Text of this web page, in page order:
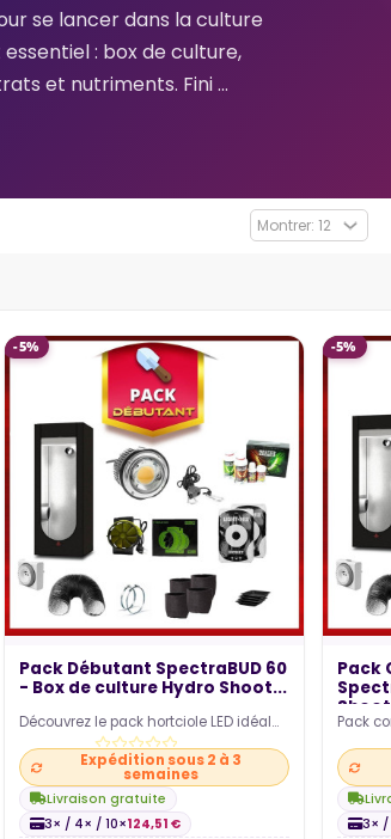
se lancer dans la culture
: box de culture,
et nutriments. Fini ...
-5%
Pack Débutant SpectraBUD 60
- Box de culture Hydro Shoot...
Découvrez le pack hortciole LED idéal
pour démarrer une culture en intérieur
facilement !Expédition sous 2 à 3
semaines
Livraison gratuite
3× / 4× / 10×124,51 €
-5%
Pack
Shoot
Pack
dont
une
3× /